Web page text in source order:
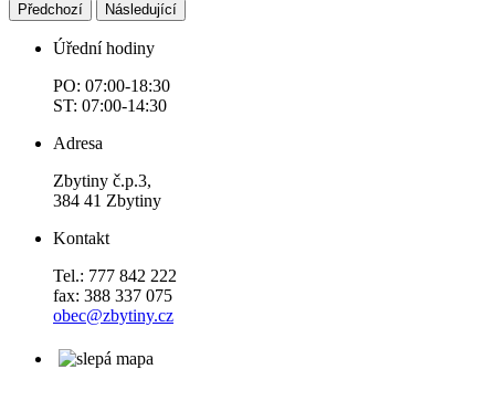
Předchozí Následující
Úřední hodiny
PO: 07:00-18:30
ST: 07:00-14:30
Adresa
Zbytiny č.p.3,
384 41 Zbytiny
Kontakt
Tel.: 777 842 222
fax: 388 337 075
obec@zbytiny.cz